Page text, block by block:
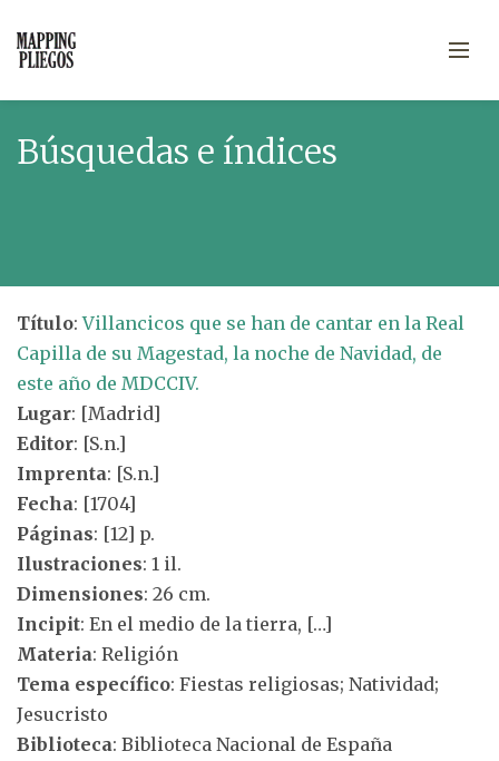
Búsquedas e índices
Título:Villancicos que se han de cantar en la Real
Capilla de su Magestad, la noche de Navidad, de
este año de MDCCIV.
Lugar: [Madrid]
Editor: [S.n.]
Imprenta: [S.n.]
Fecha: [1704]
Páginas: [12] p.
Ilustraciones: 1 il.
Dimensiones: 26 cm.
Incipit: En el medio de la tierra, […]
Materia: Religión
Tema específico: Fiestas religiosas; Natividad;
Jesucristo
Biblioteca: Biblioteca Nacional de España